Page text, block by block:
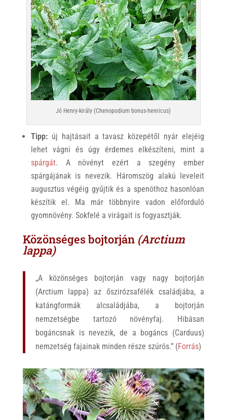
Jó Henry-király (Chenopodium bonus-henricus)
Tipp:új hajtásait a tavasz közepétől nyár elejéig
lehet vágni és úgy érdemes elkészíteni, mint a
spárgát. A növényt ezért a szegény ember
spárgájának is nevezik. Háromszög alakú leveleit
augusztus végéig gyűjtik és a spenóthoz hasonlóan
készítik el. Ma már többnyire vadon előforduló
gyomnövény. Sokfelé a virágait is fogyasztják.
Közönséges bojtorján (Arctium
lappa)
„A közönséges bojtorján vagy nagy bojtorján
(Arctium lappa) az őszirózsafélék családjába, a
katángformák alcsaládjába, a bojtorján
nemzetségbe tartozó növényfaj. Hibásan
bogáncsnak is nevezik, de a bogáncs (Carduus)
nemzetség fajainak minden része szúrós.” (Forrás)